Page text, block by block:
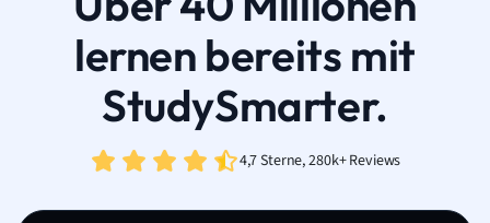
lernen bereits mit
StudySmarter.
4,7 Sterne, 280k+ Reviews